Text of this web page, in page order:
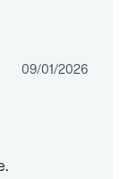
09/01/2026